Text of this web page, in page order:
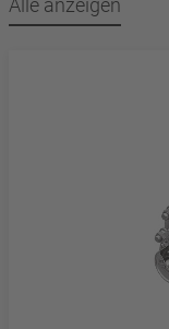
Alle anzeigen